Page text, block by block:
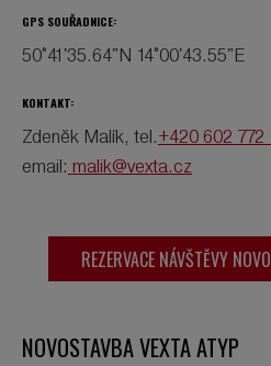
GPS SOUŘADNICE:
50°41'35.64"N 14°00'43.55"E
KONTAKT:
Zdeněk Malík, tel. +420 602 772
email: malik@vexta.cz
REZERVACE NÁVŠTĚVY
NOVOSTAVBA VEXTA ATYP